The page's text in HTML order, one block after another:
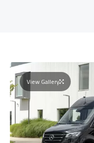
View Gallery